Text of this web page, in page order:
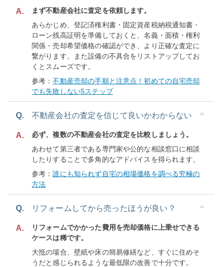
A.
まず不動産会社に査定を依頼します。
あらかじめ、登記済権利書・固定資産税納税通知書・
ローン残高証明を準備しておくと、名義・面積・権利
関係・売却希望価格の確認ができ、より正確な査定に
繋がります。また設備の不具合をリストアップしてお
くとスムーズです。
参考：不動産売却の手順と注意点！初めての自宅売却
でも失敗しない5ステップ
Q. 不動産会社の査定を信じて良いかわからない
A.
必ず、複数の不動産会社の査定を比較しましょう。
あわせて第三者である専門家や公的な相談窓口に相談
したりすることで多角的なアドバイスを得られます。
参考：誰にも知られず自宅の相場価格を調べる究極の
方法
Q. リフォームしてから売ったほうが良い？
A.
リフォームでかかった費用を売却価格に上乗せできる
ケースは稀です。
大抵の場合、壁紙や床の簡易修繕など、すぐに住めそ
うだと感じられるような最低限の改善で十分です。